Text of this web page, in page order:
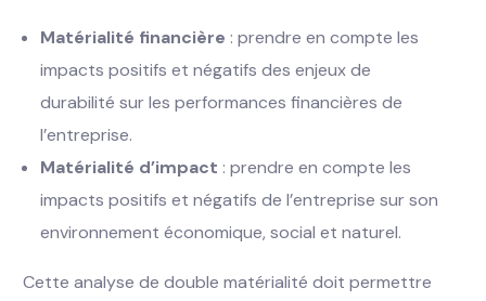
Matérialité financière : prendre en compte les
impacts positifs et négatifs des enjeux de
durabilité sur les performances financières de
l’entreprise.
Matérialité d’impact : prendre en compte les
impacts positifs et négatifs de l’entreprise sur son
environnement économique, social et naturel.
Cette analyse de double matérialité doit permettre